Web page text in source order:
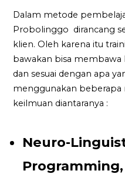
Dalam metode
Probolinggo dirancang
klien. Oleh karena itu
bawakan bisa membawa
dan sesuai dengan apa
menggunakan
keilmuan diantaranya :
Neuro-
Programming,